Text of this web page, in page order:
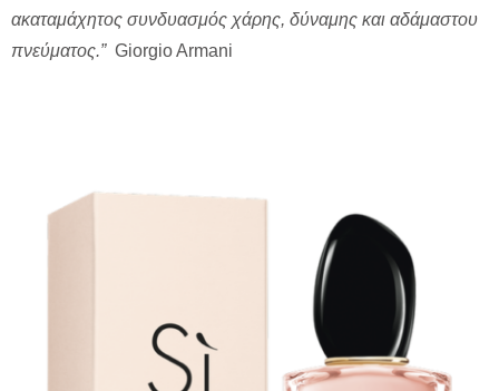
ακαταμάχητος συνδυασμός χάρης, δύναμης και αδάμαστου
πνεύματος.” Giorgio Armani